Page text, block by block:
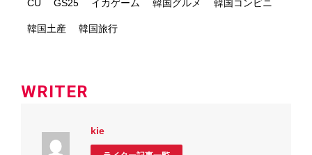
CU GS25 イカゲーム 韓国グルメ 韓国コンビニ
韓国土産 韓国旅行
WRITER
kie